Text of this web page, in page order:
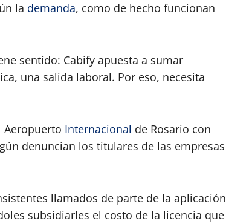
la demanda, como de hecho funcionan
sentido: Cabify apuesta a sumar
una salida laboral. Por eso, necesita
Aeropuerto Internacional de Rosario con
denuncian los titulares de las empresas
llamados de parte de la aplicación
subsidiarles el costo de la licencia que